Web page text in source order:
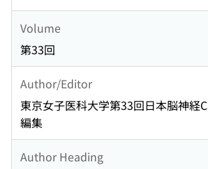
Volume
第33回
Author/Editor
東京女子医科大学第33回日本脳神経
編集
Author Heading